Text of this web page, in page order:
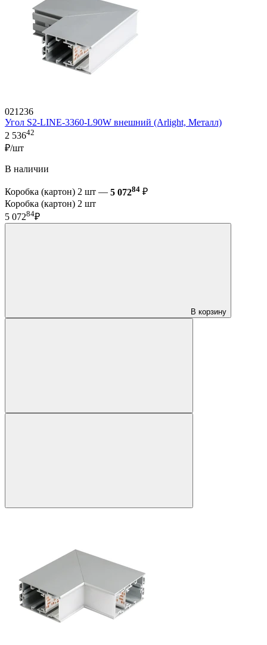
021236
Угол S2-LINE-3360-L90W внешний (Arlight, Металл)
2 53642
₽/шт
В наличии
Коробка (картон) 2 шт — 5 07284 ₽
Коробка (картон) 2 шт
5 07284₽
В корзину